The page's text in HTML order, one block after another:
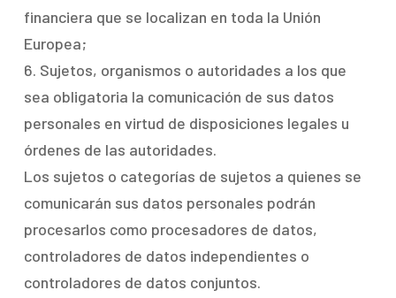
financiera que se localizan en toda la Unión
Europea;
6. Sujetos, organismos o autoridades a los que
sea obligatoria la comunicación de sus datos
personales en virtud de disposiciones legales u
órdenes de las autoridades.
Los sujetos o categorías de sujetos a quienes se
comunicarán sus datos personales podrán
procesarlos como procesadores de datos,
controladores de datos independientes o
controladores de datos conjuntos.